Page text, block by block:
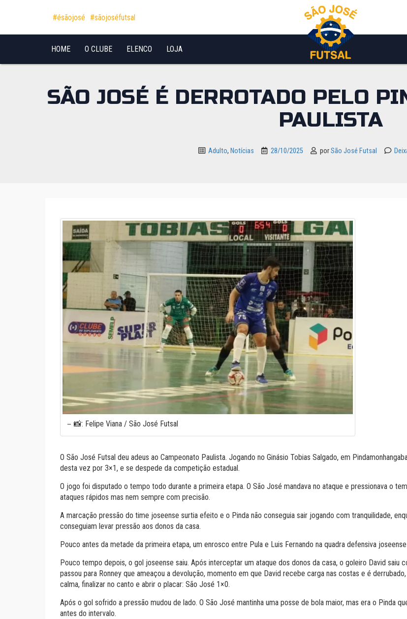
Pular para o conteúdo
#ésãojosé #sãojoséfutsal
HOME O CLUBE ELENCO LOJA
SÃO JOSÉ É DERROTADO PELO
PAULISTA
Adulto, Notícias 28/10/2025 porSão José Futsal
📸: Felipe Viana / São José Futsal
O São José Futsal deu adeus ao Campeonato Paulista. Jogando no Ginásio Tobias Salgado, em
desta vez por 3×1, e se despede da competição estadual.
O jogo foi disputado o tempo todo durante a primeira etapa. O São José mandava no ataque e pressionava o
ataques rápidos mas nem sempre com precisão.
A marcação pressão do time joseense surtia efeito e o Pinda não conseguia sair jogando com tranquilidade,
conseguiam levar pressão aos donos da casa.
Pouco antes da metade da primeira etapa, um enrosco entre Pula e Luis Fernando na quadra defensiva
Pouco tempo depois, o gol joseense saiu. Após interceptar um ataque dos donos da casa, o goleiro David saiu
passou para Ronney que ameaçou a devolução, momento em que David recebe carga nas costas e é
calma, finalizar no canto e abrir o placar: São José 1×0.
Após o gol sofrido a pressão mudou de lado. O São José mantinha uma posse de bola maior, mas era o Pinda
antes do intervalo.